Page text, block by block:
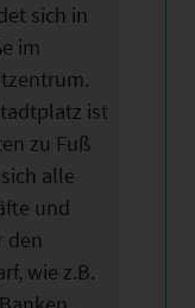
sich in
im
ist
zu Fuß
alle
und
den
wie z.B.